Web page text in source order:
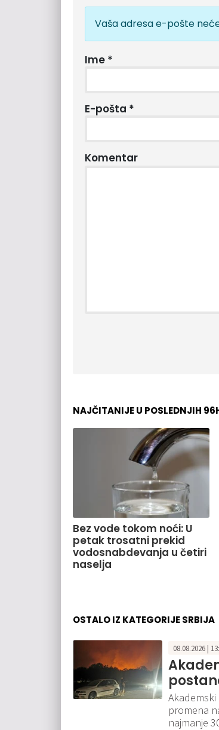
Vaša adresa e-pošte
Ime *
E-pošta *
Komentar
NAJČITANIJE U POSLEDNJIH
Bez vode tokom noći: U
petak trosatni prekid
vodosnabdevanja u četiri
naselja
OSTALO IZ KATEGORIJE SRBIJA
08.08.2026 |
promena
najmanje